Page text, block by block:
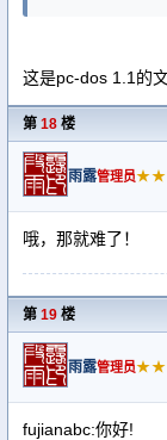
这是pc-dos 1.1的
第 18 楼
雨露管理员
哦，那就难了！
第 19 楼
雨露管理员
fujianabc:你好!